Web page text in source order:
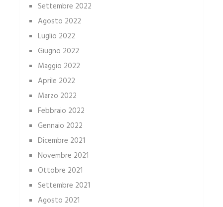
Settembre 2022
Agosto 2022
Luglio 2022
Giugno 2022
Maggio 2022
Aprile 2022
Marzo 2022
Febbraio 2022
Gennaio 2022
Dicembre 2021
Novembre 2021
Ottobre 2021
Settembre 2021
Agosto 2021